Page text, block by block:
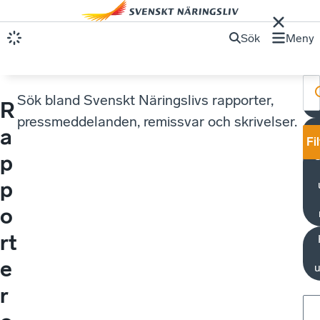
Sök Meny
R
a
p
p
o
rt
e
r
Sök bland Svenskt Näringslivs rapporter,
pressmeddelanden, remissvar och skrivelser.